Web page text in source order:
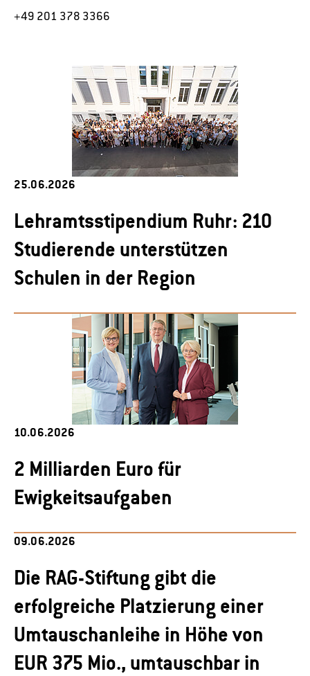
+49 201 378 3366
25.06.2026
Lehramtsstipendium Ruhr: 210
Studierende unterstützen
Schulen in der Region
10.06.2026
2 Milliarden Euro für
Ewigkeitsaufgaben
09.06.2026
Die RAG-Stiftung gibt die
erfolgreiche Platzierung einer
Umtauschanleihe in Höhe von
EUR 375 Mio., umtauschbar in